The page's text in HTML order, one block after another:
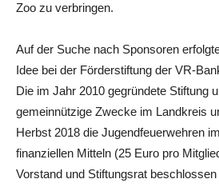
Zoo zu verbringen.
Auf der Suche nach Sponsoren
Idee bei der Förderstiftung der VR-
Die im Jahr 2010 gegründete Stiftung
gemeinnützige Zwecke im Landkreis
Herbst 2018 die Jugendfeuerwehren
finanziellen Mitteln (25 Euro pro
Vorstand und Stiftungsrat